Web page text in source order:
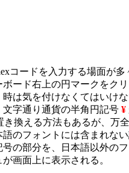
コードを入力する場面が多
ード右上の円マークをク
は気を付けなくてはいけな
字通り通貨の半角円記号 ¥
き換える方法もあるが、万全
のフォントには含まれな
の部分を、日本語以外の
画面上に表示される。